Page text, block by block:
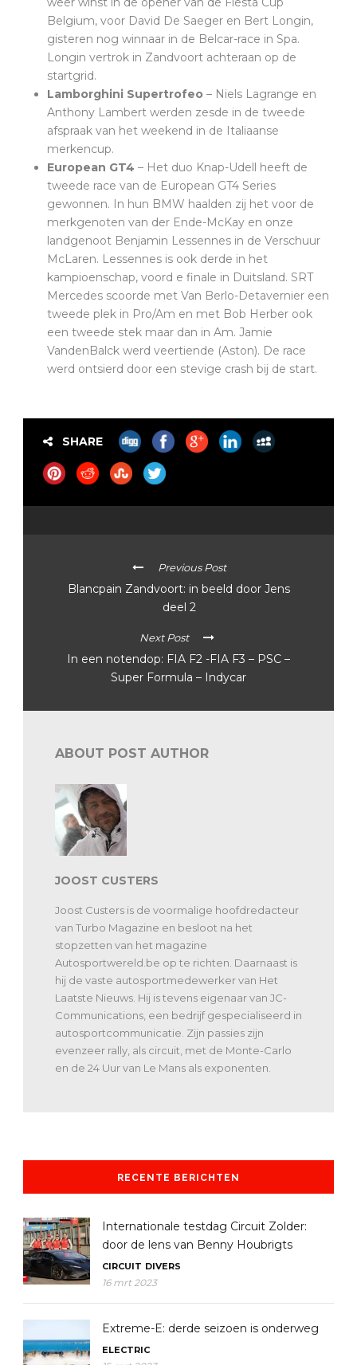
Belgium, voor David De Saeger en Bert Longin,
gisteren nog winnaar in de Belcar-race in Spa.
Longin vertrok in Zandvoort achteraan op de
startgrid.
Lamborghini Supertrofeo – Niels Lagrange en
Anthony Lambert werden zesde in de tweede
afspraak van het weekend in de Italiaanse
merkencup.
European GT4 – Het duo Knap-Udell heeft de
tweede race van de European GT4 Series
gewonnen. In hun BMW haalden zij het voor de
merkgenoten van der Ende-McKay en onze
landgenoot Benjamin Lessennes in de Verschuur
McLaren. Lessennes is ook derde in het
kampioenschap, voord e finale in Duitsland. SRT
Mercedes scoorde met Van Berlo-Detavernier een
tweede plek in Pro/Am en met Bob Herber ook
een tweede stek maar dan in Am. Jamie
VandenBalck werd veertiende (Aston). De race
werd ontsierd door een stevige crash bij de start.
SHARE
Previous Post
Blancpain Zandvoort: in beeld door Jens
deel 2
Next Post
In een notendop: FIA F2 -FIA F3 – PSC –
Super Formula – Indycar
ABOUT POST AUTHOR
JOOST CUSTERS
Joost Custers is de voormalige hoofdredacteur
van Turbo Magazine en besloot na het
stopzetten van het magazine
Autosportwereld.be op te richten. Daarnaast is
hij de vaste autosportmedewerker van Het
Laatste Nieuws. Hij is tevens eigenaar van JC-
Communications, een bedrijf gespecialiseerd in
autosportcommunicatie. Zijn passies zijn
evenzeer rally, als circuit, met de Monte-Carlo
en de 24 Uur van Le Mans als exponenten.
RECENTE BERICHTEN
Internationale testdag Circuit Zolder:
door de lens van Benny Houbrigts
CIRCUIT DIVERS
16 mrt 2023
Extreme-E: derde seizoen is onderweg
ELECTRIC